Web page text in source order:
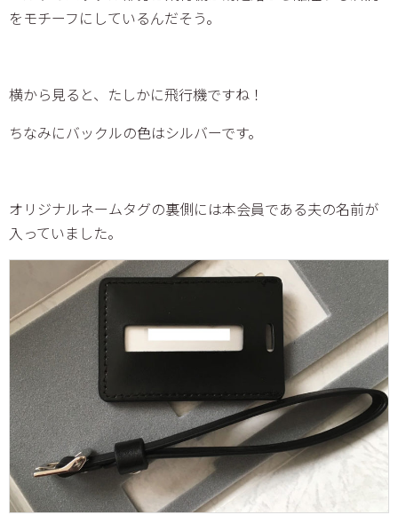
をモチーフにしているんだそう。
横から見ると、たしかに飛行機ですね！
ちなみにバックルの色はシルバーです。
オリジナルネームタグの裏側には本会員である夫の名前が
入っていました。